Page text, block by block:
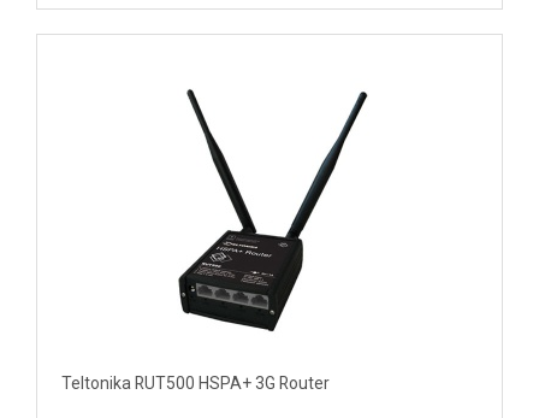
Teltonika RUT500 HSPA+ 3G Router